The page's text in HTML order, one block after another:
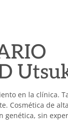
en la clínica.
Cosmética de
genética, sin